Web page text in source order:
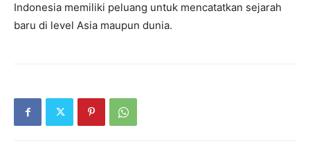
Indonesia memiliki peluang untuk mencatatkan sejarah
baru di level Asia maupun dunia.